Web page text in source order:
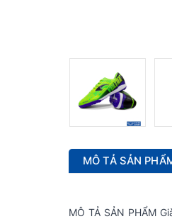
MÔ TẢ SẢN
MÔ TẢ SẢN PHẨM